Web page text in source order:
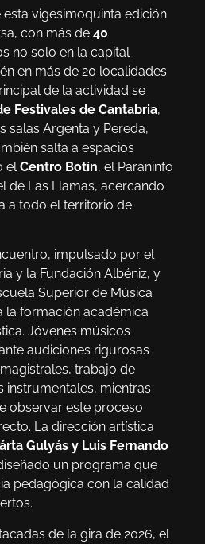
vigesimoquinta edición
con más de 40
no solo en la capital
en más de 20 localidades
de la actividad se
Festivales de Cantabria,
salas Argenta y Pereda,
salta a espacios
elCentro Botín, el Paraninfo
de Las Llamas, acercando
a todo el territorio de
impulsado por el
y la Fundación Albéniz, y
Superior de Música
la formación académica
Jóvenes músicos
audiciones rigurosas
trabajo de
instrumentales, mientras
observar este proceso
La dirección artística
Gulyás y Luis Fernando
un programa que
pedagógica con la calidad
de la gira de 2026, el